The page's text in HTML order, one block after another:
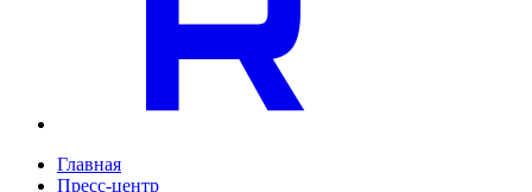
Главная
Пресс-центр